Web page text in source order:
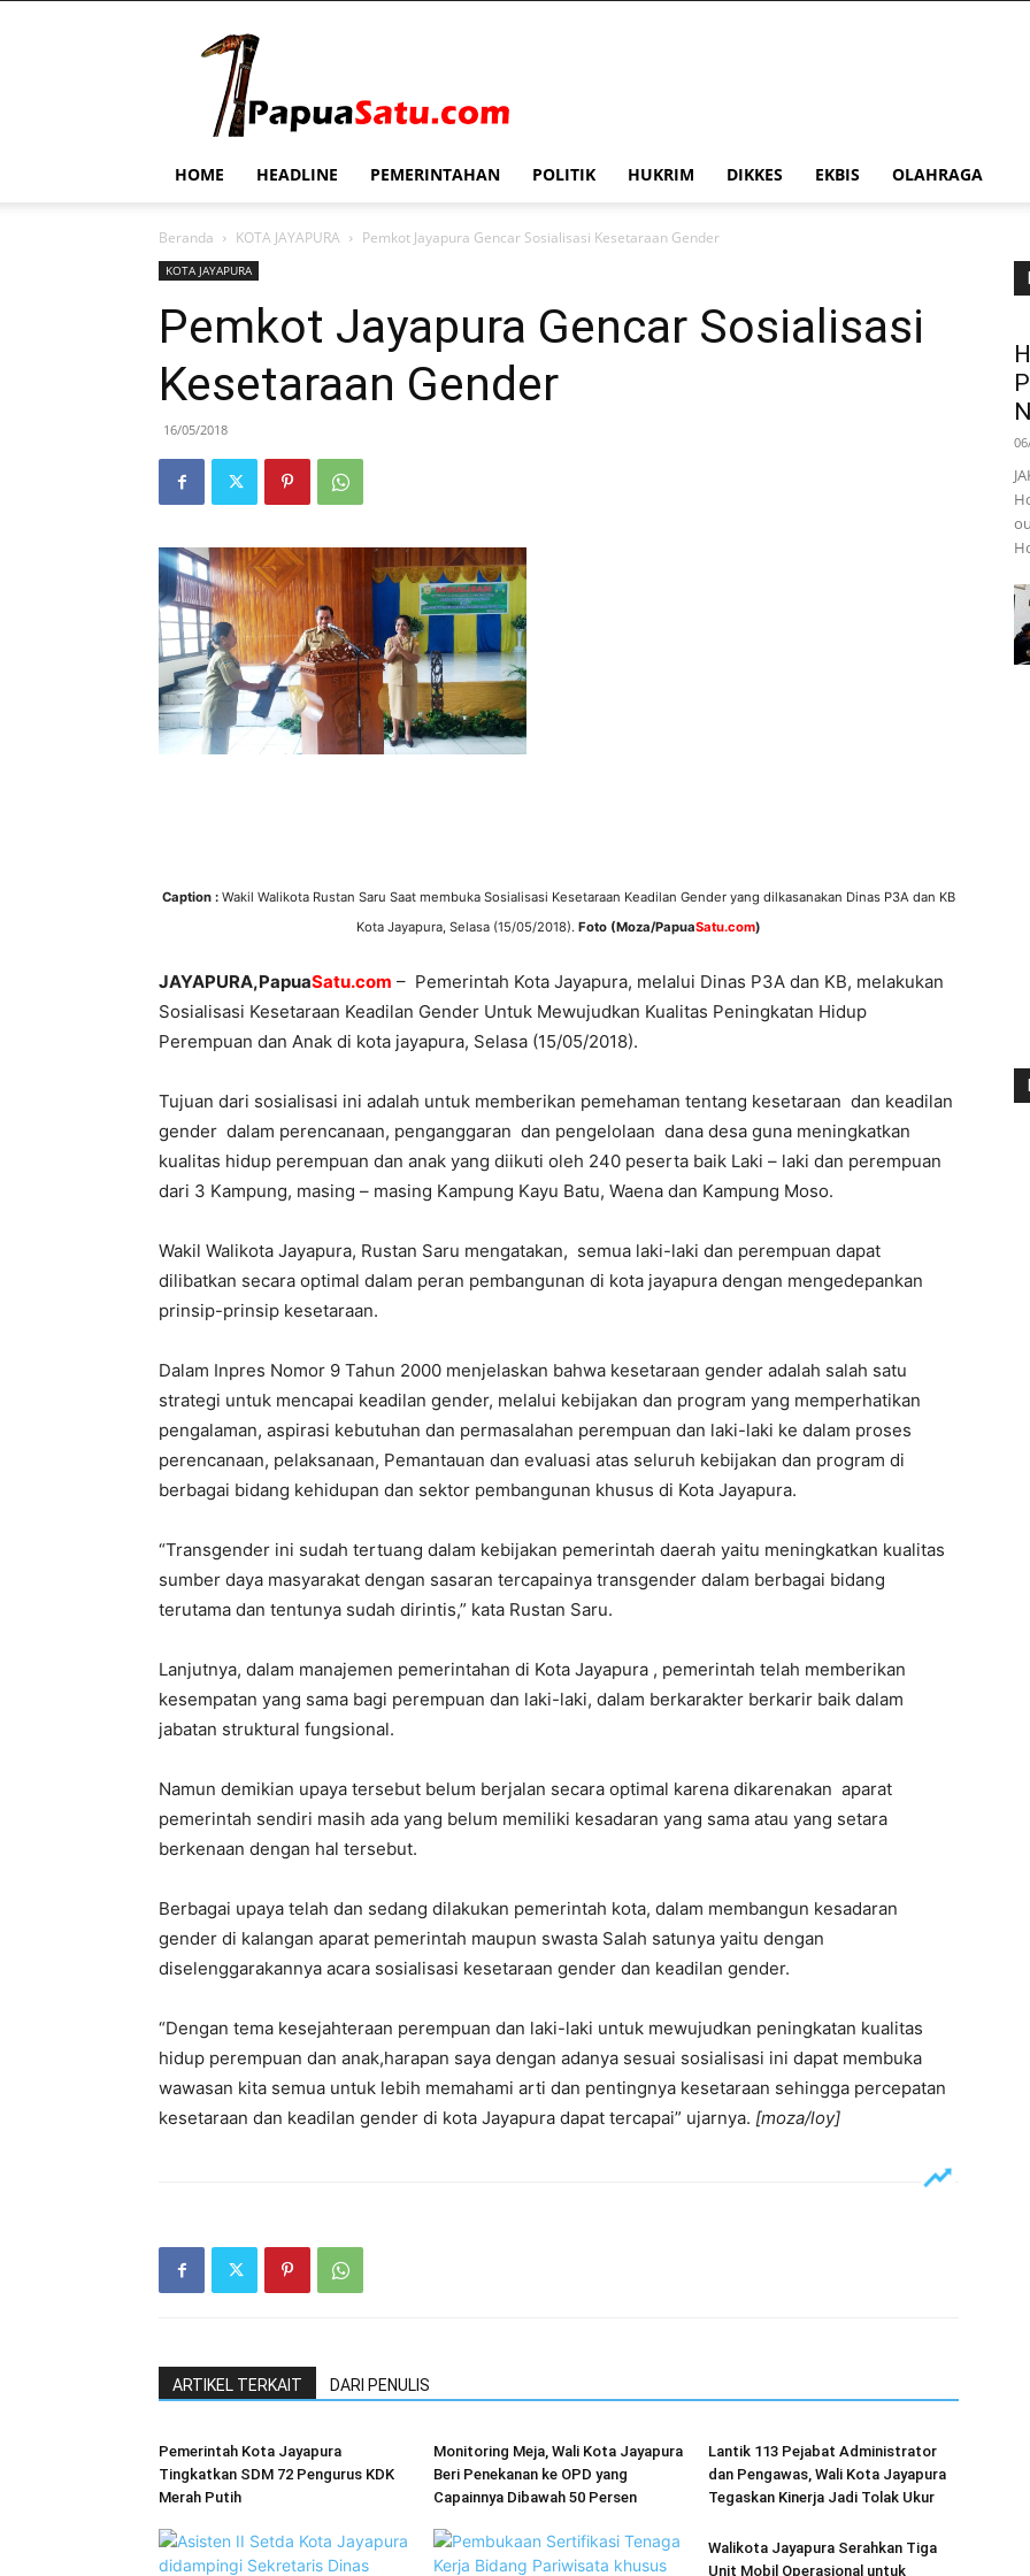
HOME HEADLINE PEMERINTAHAN POLITIK HUKRIM DIKKES EKBIS OLAHRAGA
Beranda KOTA JAYAPURA Pemkot Jayapura Gencar Sosialisasi Kesetaraan Gender
KOTA JAYAPURA
Pemkot Jayapura Gencar Sosialisasi
Kesetaraan Gender
16/05/2018
Caption : Wakil Walikota Rustan Saru Saat membuka Sosialisasi Kesetaraan Keadilan Gender yang dilkasanakan Dinas P3A dan KB
Kota Jayapura, Selasa (15/05/2018). Foto (Moza/PapuaSatu.com)
JAYAPURA,PapuaSatu.com – Pemerintah Kota Jayapura, melalui Dinas P3A dan KB, melakukan
Sosialisasi Kesetaraan Keadilan Gender Untuk Mewujudkan Kualitas Peningkatan Hidup
Perempuan dan Anak di kota jayapura, Selasa (15/05/2018).
Tujuan dari sosialisasi ini adalah untuk memberikan pemehaman tentang kesetaraan dan keadilan
gender dalam perencanaan, penganggaran dan pengelolaan dana desa guna meningkatkan
kualitas hidup perempuan dan anak yang diikuti oleh 240 peserta baik Laki – laki dan perempuan
dari 3 Kampung, masing – masing Kampung Kayu Batu, Waena dan Kampung Moso.
Wakil Walikota Jayapura, Rustan Saru mengatakan, semua laki-laki dan perempuan dapat
dilibatkan secara optimal dalam peran pembangunan di kota jayapura dengan mengedepankan
prinsip-prinsip kesetaraan.
Dalam Inpres Nomor 9 Tahun 2000 menjelaskan bahwa kesetaraan gender adalah salah satu
strategi untuk mencapai keadilan gender, melalui kebijakan dan program yang memperhatikan
pengalaman, aspirasi kebutuhan dan permasalahan perempuan dan laki-laki ke dalam proses
perencanaan, pelaksanaan, Pemantauan dan evaluasi atas seluruh kebijakan dan program di
berbagai bidang kehidupan dan sektor pembangunan khusus di Kota Jayapura.
“Transgender ini sudah tertuang dalam kebijakan pemerintah daerah yaitu meningkatkan kualitas
sumber daya masyarakat dengan sasaran tercapainya transgender dalam berbagai bidang
terutama dan tentunya sudah dirintis,” kata Rustan Saru.
Lanjutnya, dalam manajemen pemerintahan di Kota Jayapura , pemerintah telah memberikan
kesempatan yang sama bagi perempuan dan laki-laki, dalam berkarakter berkarir baik dalam
jabatan struktural fungsional.
Namun demikian upaya tersebut belum berjalan secara optimal karena dikarenakan aparat
pemerintah sendiri masih ada yang belum memiliki kesadaran yang sama atau yang setara
berkenaan dengan hal tersebut.
Berbagai upaya telah dan sedang dilakukan pemerintah kota, dalam membangun kesadaran
gender di kalangan aparat pemerintah maupun swasta Salah satunya yaitu dengan
diselenggarakannya acara sosialisasi kesetaraan gender dan keadilan gender.
“Dengan tema kesejahteraan perempuan dan laki-laki untuk mewujudkan peningkatan kualitas
hidup perempuan dan anak,harapan saya dengan adanya sesuai sosialisasi ini dapat membuka
wawasan kita semua untuk lebih memahami arti dan pentingnya kesetaraan sehingga percepatan
kesetaraan dan keadilan gender di kota Jayapura dapat tercapai” ujarnya. [moza/loy]
ARTIKEL TERKAIT DARI PENULIS
Pemerintah Kota Jayapura
Tingkatkan SDM 72 Pengurus KDK
Merah Putih
Monitoring Meja, Wali Kota Jayapura
Beri Penekanan ke OPD yang
Capainnya Dibawah 50 Persen
Lantik 113 Pejabat Administrator
dan Pengawas, Wali Kota Jayapura
Tegaskan Kinerja Jadi Tolak Ukur
Walikota Jayapura Serahkan Tiga
Unit Mobil Operasional untuk